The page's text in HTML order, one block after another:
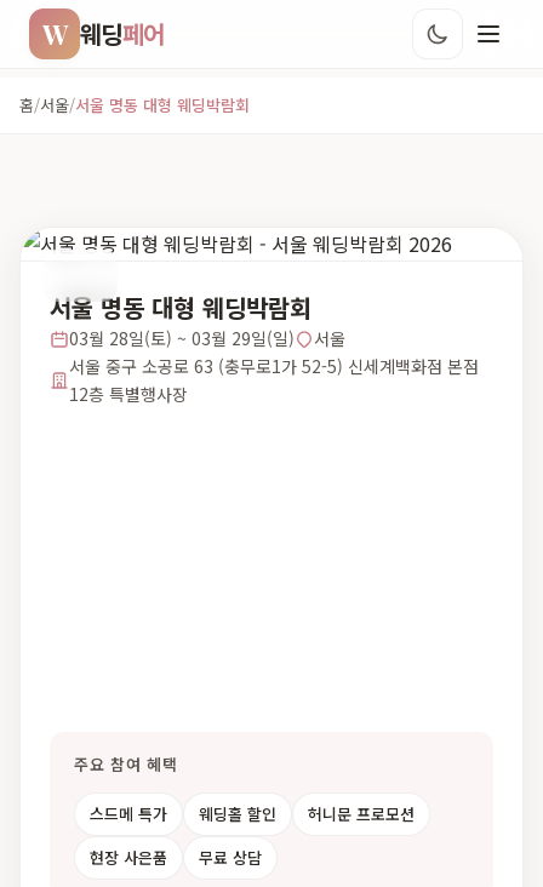
W 웨딩페어
홈/서울/서울 명동 대형 웨딩박람회
서울 명동 대형 웨딩박람회
03월 28일(토) ~ 03월 29일(일)
서울
서울 중구 소공로 63 (충무로1가 52-5) 신세계백화점 본점
12층 특별행사장
주요 참여 혜택
스드메 특가 웨딩홀 할인
허니문 프로모션
현장 사은품
무료 상담